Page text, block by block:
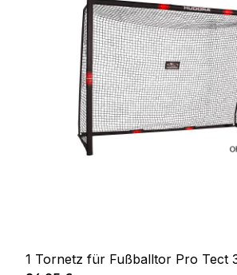
1 Tornetz für Fußballtor Pro Tect